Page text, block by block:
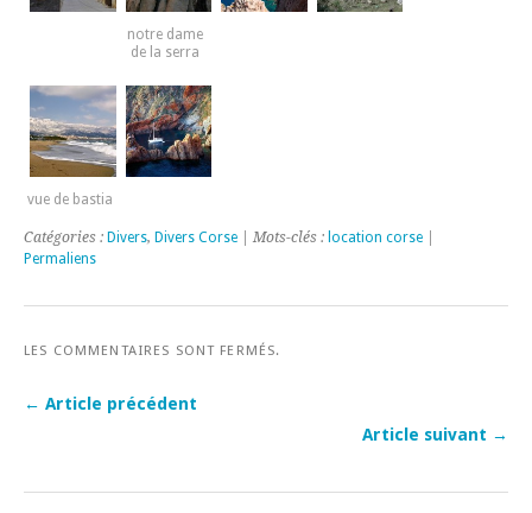
notre dame
de la serra
vue de bastia
Catégories : Divers, Divers Corse | Mots-clés : location corse
Permaliens
LES COMMENTAIRES SONT FERMÉS.
← Article précédent
Article suivant →